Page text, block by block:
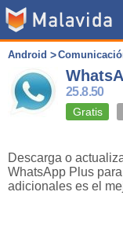
Android
25.8.50
Gratis
Descarga o
WhatsApp Plus
adicionales es el